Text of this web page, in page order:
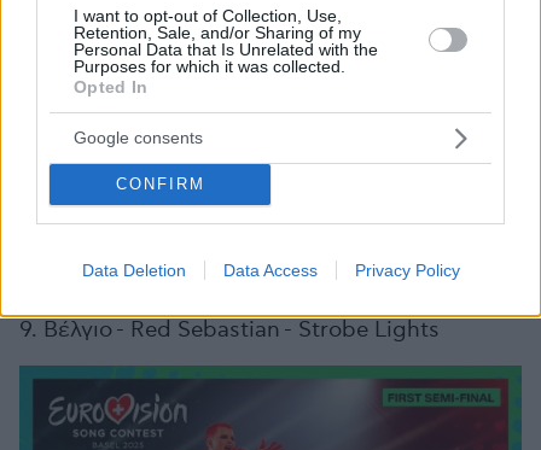
I want to opt-out of Collection, Use,
Retention, Sale, and/or Sharing of my
Personal Data that Is Unrelated with the
Purposes for which it was collected.
Opted In
Google consents
CONFIRM
Data Deletion Data Access Privacy Policy
9. Βέλγιο - Red Sebastian - Strobe Lights